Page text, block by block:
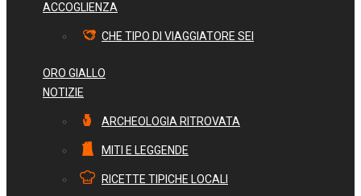
ACCOGLIENZA
CHE TIPO DI VIAGGIATORE SEI
ORO GIALLO
NOTIZIE
ARCHEOLOGIA RITROVATA
MITI E LEGGENDE
RICETTE TIPICHE LOCALI